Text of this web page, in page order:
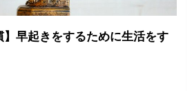
】早起きをするために生活をす